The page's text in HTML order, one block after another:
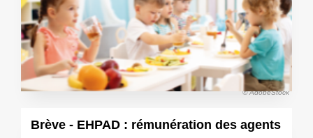
© AdobeStock
Brève - EHPAD : rémunération des agents